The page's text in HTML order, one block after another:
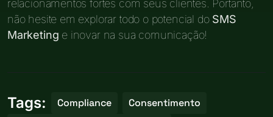
relacionamentos fortes com seus clientes. Portanto,
não hesite em explorar todo o potencial do SMS
Marketing e inovar na sua comunicação!
Tags: Compliance
Consentimento